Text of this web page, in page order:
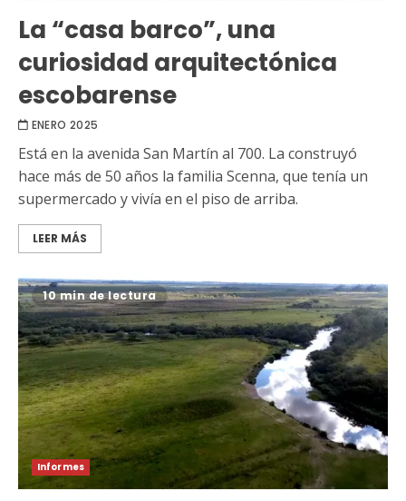
La “casa barco”, una
curiosidad arquitectónica
escobarense
ENERO 2025
Está en la avenida San Martín al 700. La construyó
hace más de 50 años la familia Scenna, que tenía un
supermercado y vivía en el piso de arriba.
LEER MÁS
10 min de lectura
Informes